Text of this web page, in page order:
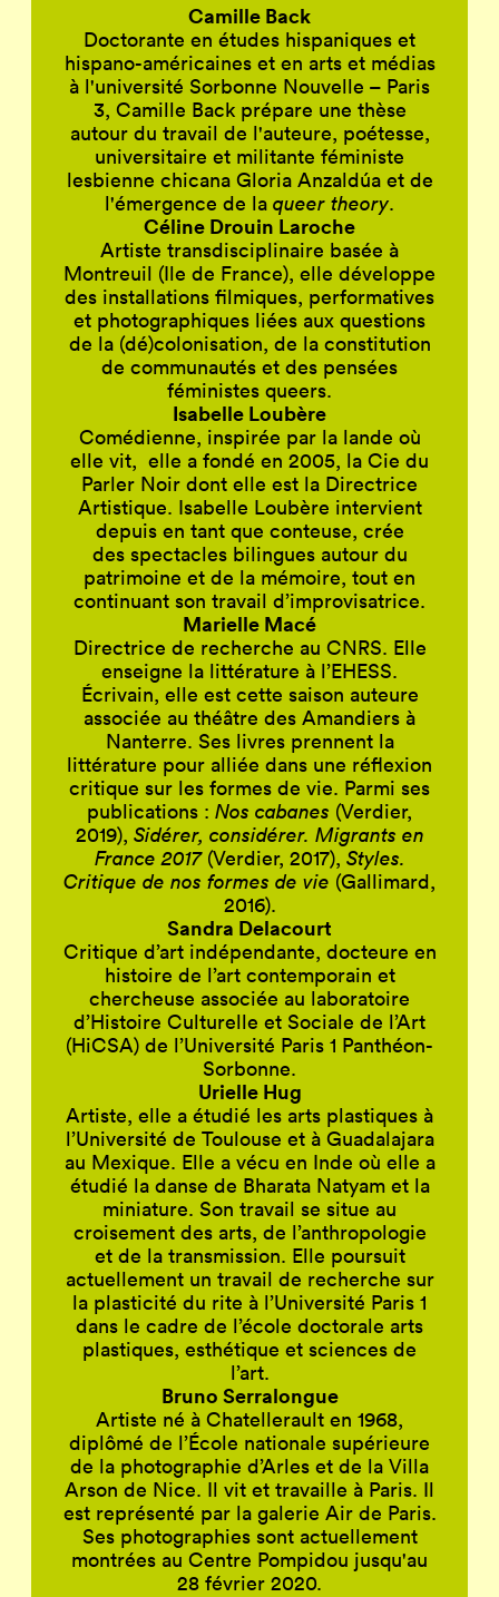
Camille Back
Doctorante en études hispaniques et
hispano-américaines et en arts et médias
à l'université Sorbonne Nouvelle – Paris
3, Camille Back prépare une thèse
autour du travail de l'auteure, poétesse,
universitaire et militante féministe
lesbienne chicana Gloria Anzaldúa et de
l'émergence de la queer theory.
Céline Drouin Laroche
Artiste transdisciplinaire basée à
Montreuil (Ile de France), elle développe
des installations filmiques, performatives
et photographiques liées aux questions
de la (dé)colonisation, de la constitution
de communautés et des pensées
féministes queers.
Isabelle Loubère
Comédienne, inspirée par la lande où
elle vit, elle a fondé en 2005, la Cie du
Parler Noir dont elle est la Directrice
Artistique. Isabelle Loubère intervient
depuis en tant que conteuse, crée
des spectacles bilingues autour du
patrimoine et de la mémoire, tout en
continuant son travail d’improvisatrice.
Marielle Macé
Directrice de recherche au CNRS. Elle
enseigne la littérature à l’EHESS.
Écrivain, elle est cette saison auteure
associée au théâtre des Amandiers à
Nanterre. Ses livres prennent la
littérature pour alliée dans une réflexion
critique sur les formes de vie. Parmi ses
publications : Nos cabanes (Verdier,
2019), Sidérer, considérer. Migrants en
France 2017 (Verdier, 2017), Styles.
Critique de nos formes de vie (Gallimard,
2016).
Sandra Delacourt
Critique d’art indépendante, docteure en
histoire de l’art contemporain et
chercheuse associée au laboratoire
d’Histoire Culturelle et Sociale de l’Art
(HiCSA) de l’Université Paris 1 Panthéon-
Sorbonne.
Urielle Hug
Artiste, elle a étudié les arts plastiques à
l’Université de Toulouse et à Guadalajara
au Mexique. Elle a vécu en Inde où elle a
étudié la danse de Bharata Natyam et la
miniature. Son travail se situe au
croisement des arts, de l’anthropologie
et de la transmission. Elle poursuit
actuellement un travail de recherche sur
la plasticité du rite à l’Université Paris 1
dans le cadre de l’école doctorale arts
plastiques, esthétique et sciences de
l’art.
Bruno Serralongue
Artiste né à Chatellerault en 1968,
diplômé de l’École nationale supérieure
de la photographie d’Arles et de la Villa
Arson de Nice. Il vit et travaille à Paris. Il
est représenté par la galerie Air de Paris.
Ses photographies sont actuellement
montrées au Centre Pompidou jusqu'au
28 février 2020.